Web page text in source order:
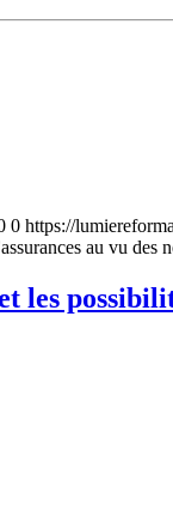
0 https://
au vu